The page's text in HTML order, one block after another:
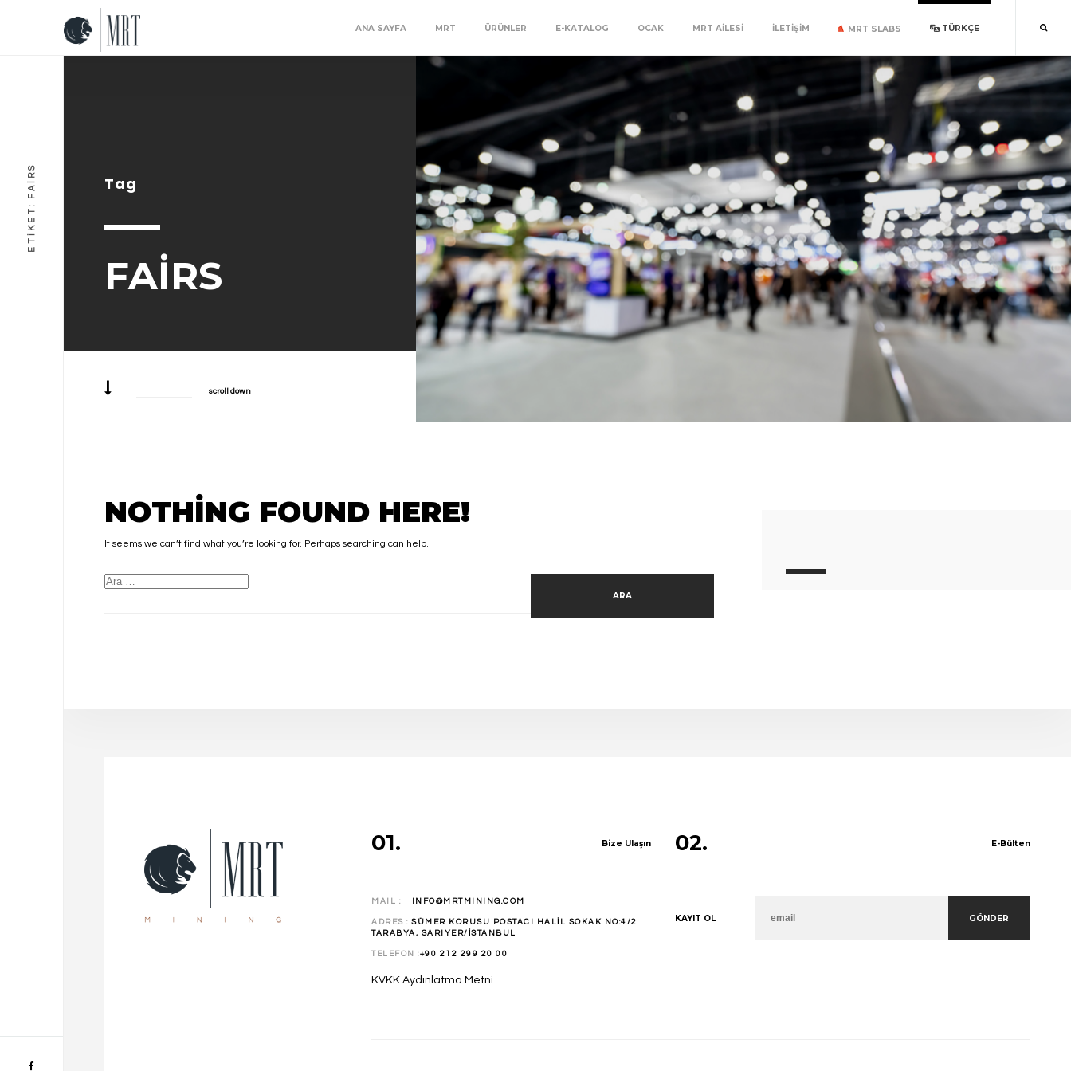
ANA SAYFA MRT ÜRÜNLER E-KATALOG OCAK MRT AILESI İLETIŞIM MRT SLABS TÜRKÇE
Tag
FAIRS
scroll down
NOTHING FOUND HERE!
It seems we can’t find what you’re looking for. Perhaps searching can help.
Arama:
01. Bize Ulaşın
MAIL : INFO@MRTMINING.COM
ADRES :SÜMER KORUSU POSTACI HALİL SOKAK NO:4/2
TARABYA, SARIYER/İSTANBUL
TELEFON :+90 212 299 20 00
KVKK Aydınlatma Metni
02. E-Bülten
KAYIT OL GÖNDER
ETIKET:
FAIRS